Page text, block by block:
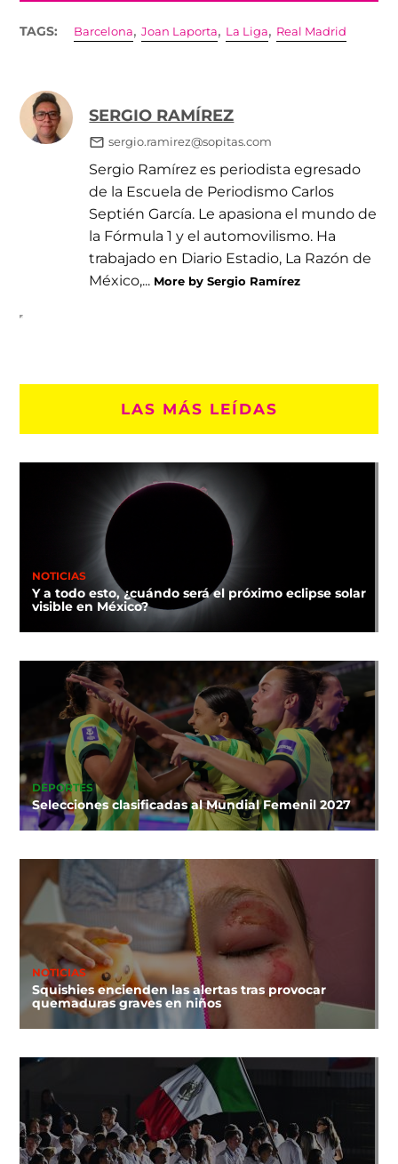
TAGS: Barcelona,Joan Laporta, La Liga, Real Madrid
SERGIO RAMÍREZ
sergio.ramirez@sopitas.com
Sergio Ramírez es periodista egresado
de la Escuela de Periodismo Carlos
Septién García. Le apasiona el mundo de
la Fórmula 1 y el automovilismo. Ha
trabajado en Diario Estadio, La Razón de
México,... More by Sergio Ramírez
LAS MÁS LEÍDAS
NOTICIAS
Y a todo esto, ¿cuándo será el próximo eclipse solar
visible en México?
DEPORTES
Selecciones clasificadas al Mundial Femenil 2027
NOTICIAS
Squishies encienden las alertas tras provocar
quemaduras graves en niños